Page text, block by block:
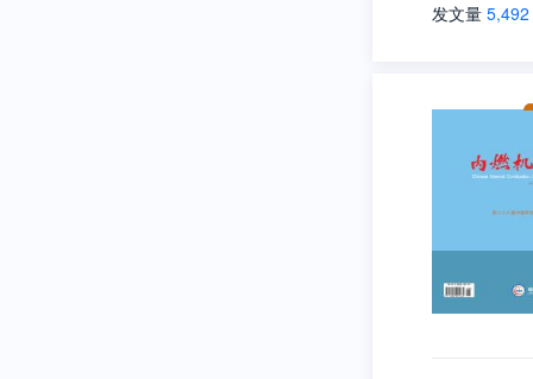
发文量 5,492